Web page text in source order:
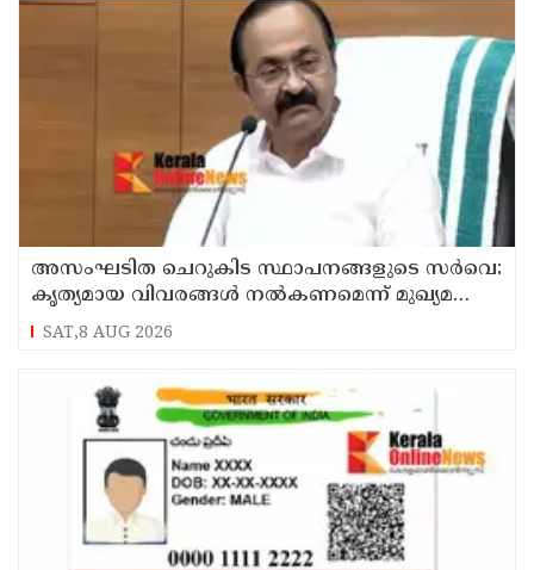
അസംഘടിത ചെറുകിട സ്ഥാപനങ്ങളുടെ സർവെ:
കൃത്യമായ വിവരങ്ങൾ നൽകണമെന്ന് മുഖ്യമന്ത്രി
വി ഡി സതീശൻ
SAT,8 AUG 2026